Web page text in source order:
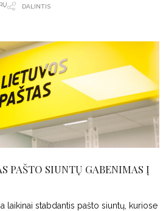
DALINTIS
PAŠTO SIUNTŲ GABENIMAS Į
laikinai stabdantis pašto siuntų, kuriose